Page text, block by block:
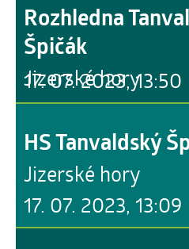
17. 07. 2023, 13:50
Rozhledna
Špičák
Jizerské hory
17. 07. 2023, 13:09
HS Tanvaldský
Jizerské hory